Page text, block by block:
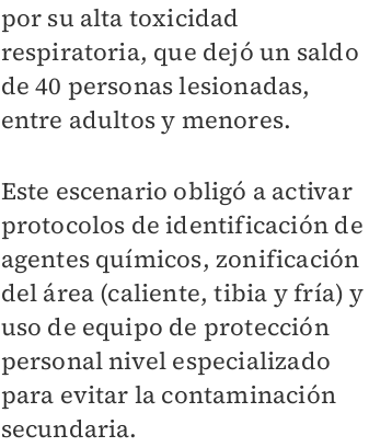
por su alta toxicidad
respiratoria, que dejó un saldo
de 40 personas lesionadas,
entre adultos y menores.
Este escenario obligó a activar
protocolos de identificación de
agentes químicos, zonificación
del área (caliente, tibia y fría) y
uso de equipo de protección
personal nivel especializado
para evitar la contaminación
secundaria.